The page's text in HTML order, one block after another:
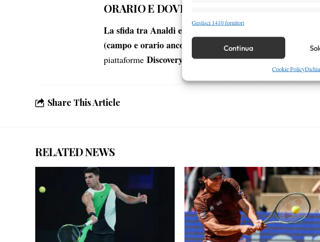
Funzionalità
Identificare i dispositivi in base alle informazioni
Garantire la sicurezza, prevenire e
Erogare e presentare pubblicità e
Gestisci 1410 fornitori
Continua
Cookie Policy
ORARIO E DOVE VEDERE ARNALDI
La sfida tra Analdi e Collignon o Shelton
(campo e orario ancora da definire). Il match verrà
piattaforme Discovery+ e HBO Maxprevio abbonamento.
Share This Article
RELATED NEWS